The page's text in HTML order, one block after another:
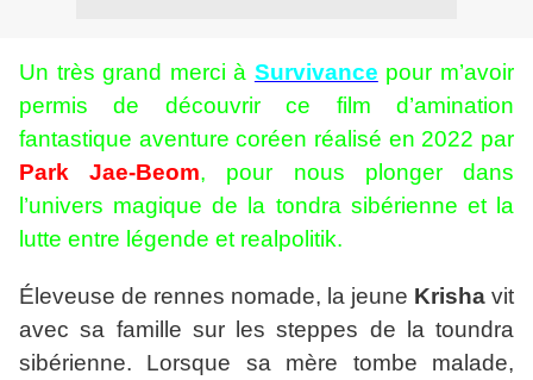
Un très grand merci à Survivance pour m’avoir
permis de découvrir ce film d’amination
fantastique aventure coréen réalisé en 2022 par
Park Jae-Beom, pour nous plonger dans
l’univers magique de la tondra sibérienne et la
lutte entre légende et realpolitik.
Éleveuse de rennes nomade, la jeune Krisha vit
avec sa famille sur les steppes de la toundra
sibérienne. Lorsque sa mère tombe malade,